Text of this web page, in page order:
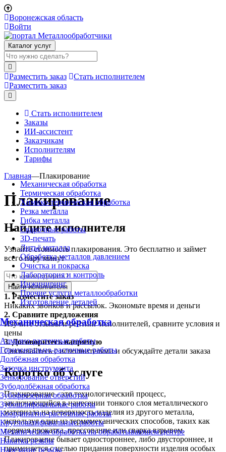
Воронежская область
Войти
Каталог услуг
Разместить заказ
Стать исполнителем
Разместить заказ
Стать исполнителем
Заказы
ИИ-ассистент
Заказчикам
Исполнителям
Тарифы
Механическая обработка
Термическая обработка
Химико-термическая обработка
Резка металла
Гибка металла
Сварочные работы
3D-печать
Литьё металла
Обработка металлов давлением
Очистка и покраска
Лаборатория и контроль
Инжиниринг
Прочие услуги металлообработки
Изготовление деталей
Механическая обработка
Алмазно-расточные работы
Горизонтально-расточные работы
Долбёжная обработка
Заточка инструмента
Зенкерование отверстий
Зубодолбёжная обработка
Зубофрезерная обработка
Зубошлифовальные работы
Координатно-расточные работы
Круглошлифовальные работы
Механическая обработка на обрабатывающем центре
Накатка резьбы
Нарезание резьбы
Главная—Плакирование
Плакирование
Найдите исполнителя
Узнайте стоимость плакирования. Это бесплатно и займет
всего пару минут
Найти исполнителя
1. Разместите заказ
Никаких звонков и рассылок. Экономьте время и деньги
2. Сравните предложения
Изучите отзывы и рейтинг исполнителей, сравните условия и
цены
3.Договоритесь напрямую
Связывайтесь с исполнителями и обсуждайте детали заказа
Коротко об услуге
Плакирование - это технологический процесс,
заключающийся в нанесении тонкого слоя металлического
материала на поверхность изделия из другого металла,
используя один из термомеханических способов, таких как
горячая прокатка, прессование или сварка взрывом.
Плакирование бывает одностороннее, либо двустороннее, и
применяется с целью придания поверхности изделия особых